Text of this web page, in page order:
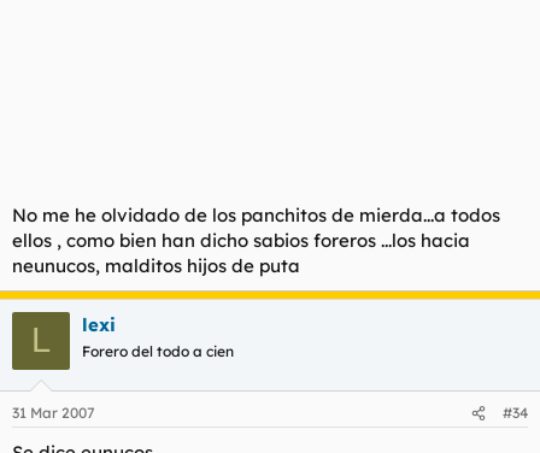
No me he olvidado de los panchitos de mierda...a todos
ellos , como bien han dicho sabios foreros ...los hacia
neunucos, malditos hijos de puta
L lexi
Forero del todo a cien
31 Mar 2007 #34